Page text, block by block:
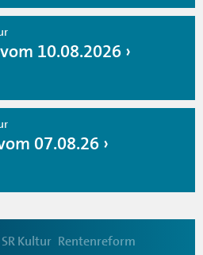
10.08.2026
07.08.26
SR Kultur Rentenreform